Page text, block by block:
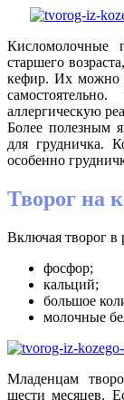
Кисломолочные
старшего
кефир. Их можно
аллергическую
Более полезным
для грудничка.
особенно
Творог на
Включая творог в
фосфор;
кальций;
большое
молочные
Младенцам
шести месяцев.